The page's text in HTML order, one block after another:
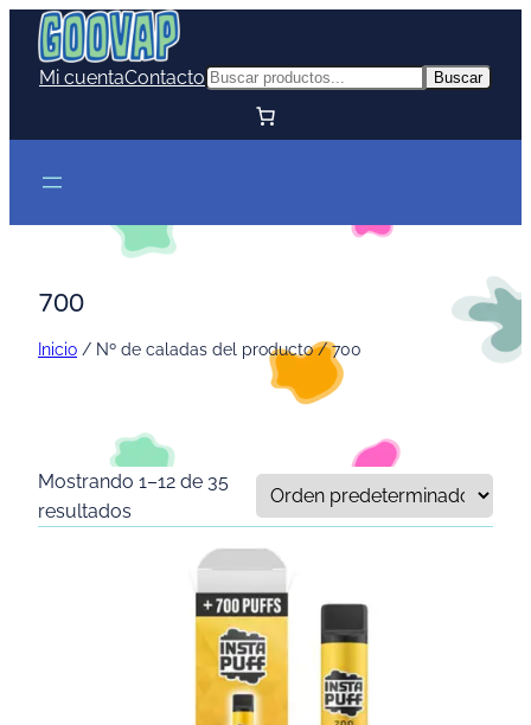
Mi cuentaContacto Buscar Buscar
700
Inicio / Nº de caladas del producto / 700
Mostrando 1–12 de 35
resultados